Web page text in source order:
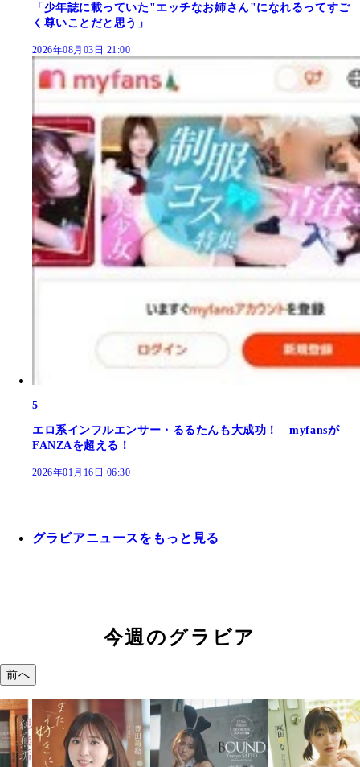
「少年誌に載っていた"エッチなお姉さん"になれるってすご
く尊いことだと思う」
2026年08月03日 21:00
5
エロ系インフルエンサー・るるたんも大成功！ myfansが
FANZAを超える！
2026年01月16日 06:30
グラビアニュースをもっと見る
今週のグラビア
前へ